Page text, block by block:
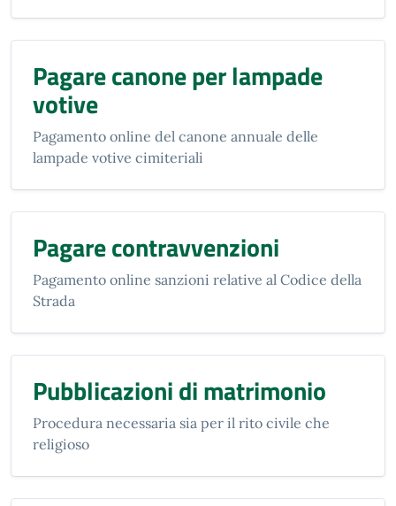
Pagare canone per lampade
votive
Pagamento online del canone annuale delle
lampade votive cimiteriali
Pagare contravvenzioni
Pagamento online sanzioni relative al Codice della
Strada
Pubblicazioni di matrimonio
Procedura necessaria sia per il rito civile che
religioso